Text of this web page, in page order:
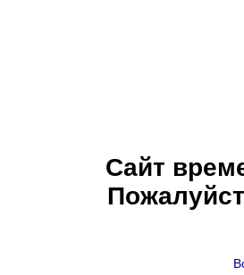
Сайт